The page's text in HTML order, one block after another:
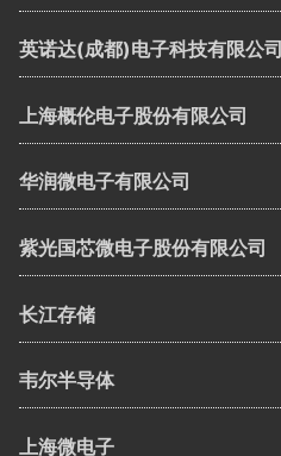
英诺达(成都)电子科技有限公司
上海概伦电子股份有限公司
华润微电子有限公司
紫光国芯微电子股份有限公司
长江存储
韦尔半导体
上海微电子